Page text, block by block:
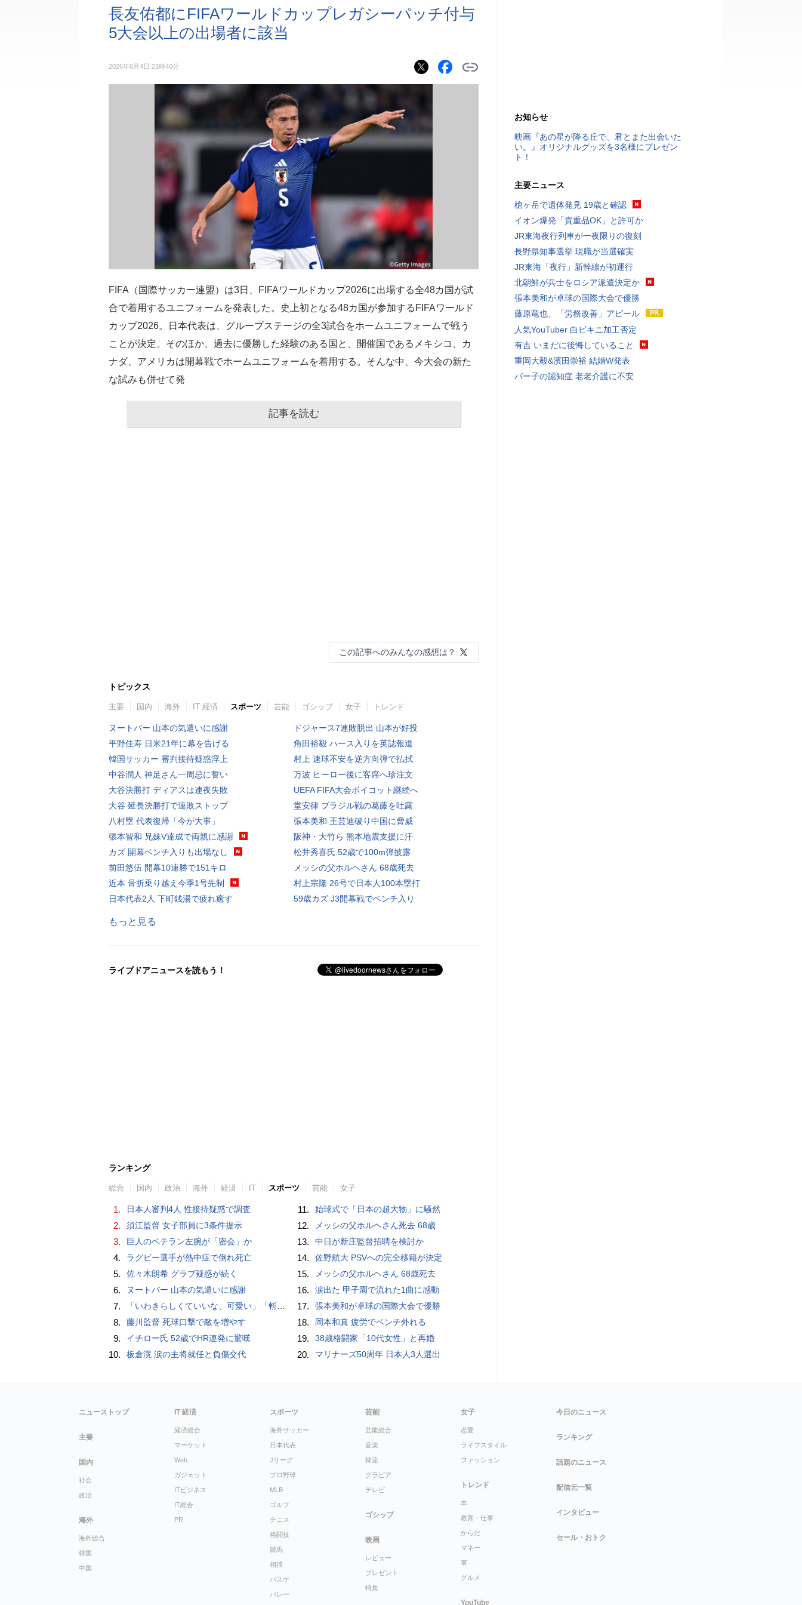
長友佑都にFIFAワールドカップレガシーパッチ付与
5大会以上の出場者に該当
2026年6月4日 21時40分
FIFA（国際サッカー連盟）は3日、FIFAワールドカップ2026に出場する全48カ国が試
合で着用するユニフォームを発表した。史上初となる48カ国が参加するFIFAワールド
カップ2026。日本代表は、グループステージの全3試合をホームユニフォームで戦う
ことが決定。そのほか、過去に優勝した経験のある国と、開催国であるメキシコ、カ
ナダ、アメリカは開幕戦でホームユニフォームを着用する。そんな中、今大会の新た
な試みも併せて発
記事を読む
この記事へのみんなの感想は？
トピックス
主要 国内 海外 IT 経済 スポーツ 芸能 ゴシップ 女子 トレンド
ヌートバー 山本の気遣いに感謝
平野佳寿 日米21年に幕を告げる
韓国サッカー 審判接待疑惑浮上
中谷潤人 神足さん一周忌に誓い
大谷決勝打 ディアスは連夜失敗
大谷 延長決勝打で連敗ストップ
八村塁 代表復帰「今が大事」
張本智和 兄妹V達成で両親に感謝
カズ 開幕ベンチ入りも出場なし
前田悠伍 開幕10連勝で151キロ
近本 骨折乗り越え今季1号先制
日本代表2人 下町銭湯で疲れ癒す
ドジャース7連敗脱出 山本が好投
角田裕毅 ハース入りを英誌報道
村上 速球不安を逆方向弾で払拭
万波 ヒーロー後に客席へ珍注文
UEFA FIFA大会ボイコット継続へ
堂安律 ブラジル戦の葛藤を吐露
張本美和 王芸迪破り中国に脅威
阪神・大竹ら 熊本地震支援に汗
松井秀喜氏 52歳で100m弾披露
メッシの父ホルヘさん 68歳死去
村上宗隆 26号で日本人100本塁打
59歳カズ J3開幕戦でベンチ入り
もっと見る
ライブドアニュースを読もう！
ランキング
総合 国内 政治 海外 経済 IT スポーツ 芸能 女子
1. 日本人審判4人 性接待疑惑で調査
2. 須江監督 女子部員に3条件提示
3. 巨人のベテラン左腕が「密会」か
4. ラグビー選手が熱中症で倒れ死亡
5. 佐々木朗希 グラブ疑惑が続く
6. ヌートバー 山本の気遣いに感謝
7. 「いわきらしくていいな、可愛い」「斬新」初出場初勝利の東日本国際大昌平、アルプス彩ったフラダンス部の応援に反響 部員は感無量「夢を見ているよう」
8. 藤川監督 死球口撃で敵を増やす
9. イチロー氏 52歳でHR連発に驚嘆
10. 板倉滉 涙の主将就任と負傷交代
11. 始球式で「日本の超大物」に騒然
12. メッシの父ホルヘさん死去 68歳
13. 中日が新庄監督招聘を検討か
14. 佐野航大 PSVへの完全移籍が決定
15. メッシの父ホルヘさん 68歳死去
16. 涙出た 甲子園で流れた1曲に感動
17. 張本美和が卓球の国際大会で優勝
18. 岡本和真 疲労でベンチ外れる
19. 38歳格闘家「10代女性」と再婚
20. マリナーズ50周年 日本人3人選出
お知らせ
映画『あの星が降る丘で、君とまた出会いた
い。』オリジナルグッズを3名様にプレゼン
ト！
主要ニュース
槍ヶ岳で遺体発見 19歳と確認
イオン爆発「貴重品OK」と許可か
JR東海夜行列車が一夜限りの復刻
長野県知事選挙 現職が当選確実
JR東海「夜行」新幹線が初運行
北朝鮮が兵士をロシア派遣決定か
張本美和が卓球の国際大会で優勝
藤原竜也、「労務改善」アピール
人気YouTuber 白ビキニ加工否定
有吉 いまだに後悔していること
重岡大毅&濱田崇裕 結婚W発表
パー子の認知症 老老介護に不安
ニューストップ
主要
国内
社会
政治
海外
海外総合
韓国
中国
IT 経済
経済総合
マーケット
Web
ガジェット
ITビジネス
IT総合
PR
スポーツ
海外サッカー
日本代表
Jリーグ
プロ野球
MLB
ゴルフ
テニス
格闘技
競馬
相撲
バスケ
バレー
芸能
芸能総合
音楽
韓流
グラビア
テレビ
ゴシップ
映画
レビュー
プレゼント
特集
女子
恋愛
ライフスタイル
ファッション
トレンド
本
教育・仕事
からだ
マネー
車
グルメ
YouTube
今日のニュース
ランキング
話題のニュース
配信元一覧
インタビュー
セール・おトク